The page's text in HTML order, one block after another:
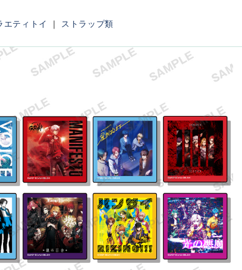
エティトイ ｜ ストラップ類